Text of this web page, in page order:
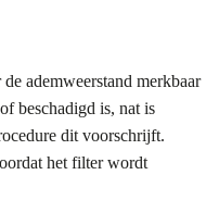
ademweerstand merkbaar
beschadigd is, nat is
dit voorschrijft.
het filter wordt